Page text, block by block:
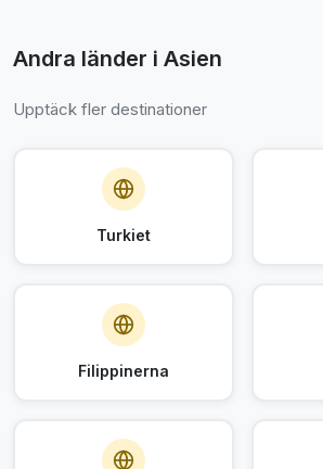
Andra länder i Asien
Upptäck fler destinationer
Turkiet
Filippinerna